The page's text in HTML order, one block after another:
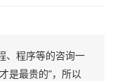
、程序等的咨询一
是最贵的”，所以